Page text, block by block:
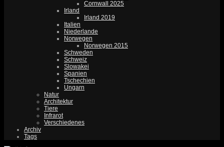
Cornwall 2025
Irland
Irland 2019
Italien
Niederlande
Norwegen
Norwegen 2015
Schweden
Schweiz
Slowakei
Spanien
Tschechien
Ungarn
Natur
Architektur
Tiere
Infrarot
Verschiedenes
Archiv
Tags